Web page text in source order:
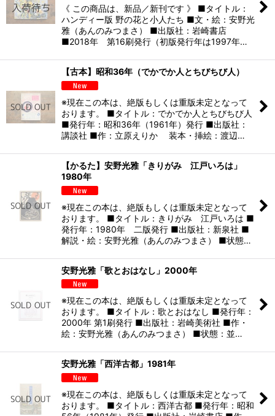
《 この商品は、新品／新刊です 》 ■タイトル：
ハンディー版 野の花と小人たち ■文・絵：安野光
雅（あんのみつまさ） ■出版社：岩崎書店
■2018年 第16刷発行（初版発行年は1997年…
【古本】昭和36年（でかでか人とちびちび人）
※現在この本は、絶版もしくは重版未定となって
おります。 ■タイトル：でかでか人とちびちび人
■発行年：昭和36年（1961年）発行 ■出版社：
講談社 ■作：立原えりか 装本・挿絵：渡辺…
【かるた】安野光雅「きりがみ 江戸いろは」
1980年
※現在この本は、絶版もしくは重版未定となって
おります。 ■タイトル：きりがみ 江戸いろは ■
発行年：1980年 二版発行 ■出版社：新泉社 ■
解説・絵：安野光雅（あんのみつまさ） ■状態…
安野光雅「歌とおはなし」2000年
※現在この本は、絶版もしくは重版未定となって
おります。 ■タイトル：歌とおはなし ■発行年：
2000年 第1刷発行 ■出版社：岩崎美術社 ■作・
絵：安野光雅（あんのみつまさ） ■状態：並…
安野光雅「西洋古都」1981年
※現在この本は、絶版もしくは重版未定となって
おります。 ■タイトル：西洋古都 ■発行年：昭和